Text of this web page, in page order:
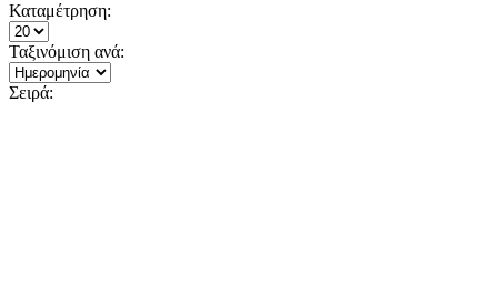
Καταμέτρηση:
Ταξινόμιση ανά:
Σειρά: